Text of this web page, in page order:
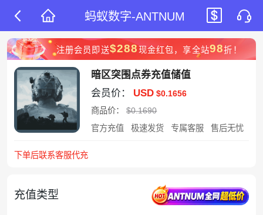
蚂蚁数字-ANTNUM
注册会员即送$288现金红包，享全站98折！
暗区突围点券充值储值
会员价：
USD $0.1656
商品价：$0.1690
官方充值
极速发货 专属客服 售后无忧
下单后联系客服代充
充值类型